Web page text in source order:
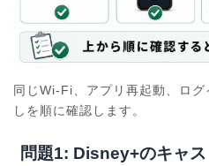
同じWi-Fi、アプリ再起動、ロ
しを順に確認します。
問題1: Disney+のキャ